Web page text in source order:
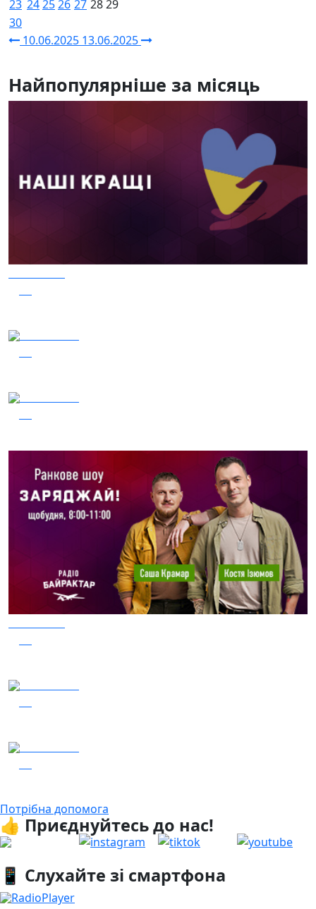
23 242526 27 2829
30
10.06.2025 13.06.2025
Найпопулярніше за місяць
Потрібна допомога
👍 Приєднуйтесь до нас!
📱 Слухайте зі смартфона
RadioPlayer